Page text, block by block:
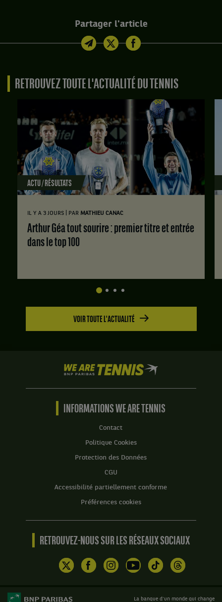
Partager l'article
RETROUVEZ TOUTE L'ACTUALITÉ DU TENNIS
ACTU / RÉSULTATS
IL Y A 3 JOURS PAR MATHIEU CANAC
Arthur Géa tout sourire : premier titre et entrée
dans le top 100
VOIR TOUTE L'ACTUALITÉ
We
are
Tennis
BNP
Accueil
INFORMATIONS WE ARE TENNIS
Contact
Politique Cookies
Protection des Données
CGU
Accessibilité partiellement conforme
Préférences cookies
RETROUVEZ-NOUS SUR LES RÉSEAUX SOCIAUX
La banque d'un monde qui change